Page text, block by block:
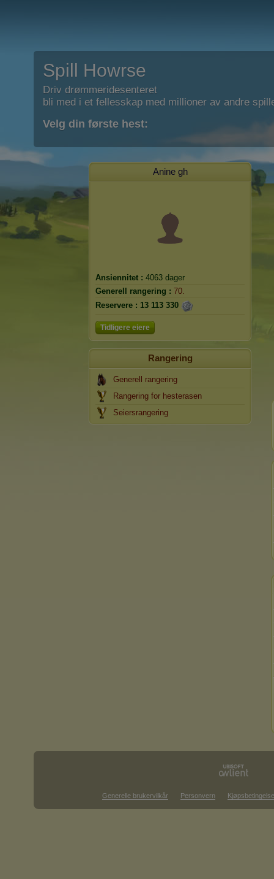
Spill Howrse
Driv drømmeridesenteret
bli med i et fellesskap med millioner av andre
Velg din første hest:
Anine gh
Ansiennitet : 4063 dager
Generell rangering : 70.
Reservere : 13 113 330
Tidligere eiere
Rangering
Generell rangering
Rangering for hesterasen
Seiersrangering
Generelle brukervilkår Personvern